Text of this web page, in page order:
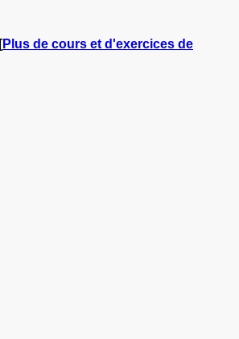
[Plus de cours et d'exercices de